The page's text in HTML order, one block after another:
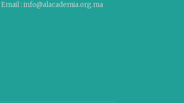
Email : info@alacademia.org.ma